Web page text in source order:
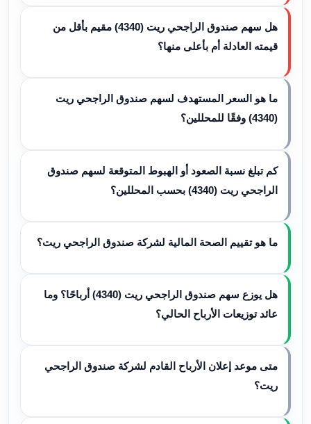
هل سهم صندوق الراجحي ريت (4340) مقيم بأقل من
قيمته العادلة أم بأعلى منها؟
ما هو السعر المستهدف لسهم صندوق الراجحي ريت
(4340) وفقًا للمحللين؟
كم تبلغ نسبة الصعود أو الهبوط المتوقعة لسهم صندوق
الراجحي ريت (4340) بحسب المحللين؟
ما هو تقييم الصحة المالية لشركة صندوق الراجحي ريت؟
هل يوزع سهم صندوق الراجحي ريت (4340) أرباحًا؟ وما
عائد توزيعات الأرباح الحالي؟
متى موعد إعلان الأرباح القادم لشركة صندوق الراجحي
ريت؟